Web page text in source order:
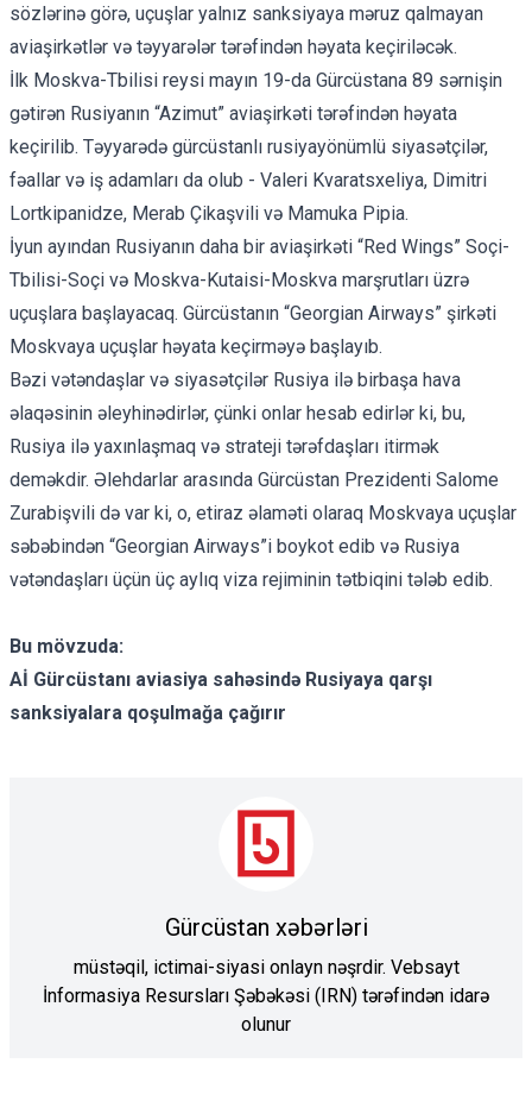
sözlərinə görə, uçuşlar yalnız sanksiyaya məruz qalmayan
aviaşirkətlər və təyyarələr tərəfindən həyata keçiriləcək.
İlk Moskva-Tbilisi reysi mayın 19-da Gürcüstana 89 sərnişin
gətirən Rusiyanın “Azimut” aviaşirkəti tərəfindən həyata
keçirilib. Təyyarədə gürcüstanlı rusiyayönümlü siyasətçilər,
fəallar və iş adamları da olub - Valeri Kvaratsxeliya, Dimitri
Lortkipanidze, Merab Çikaşvili və Mamuka Pipia.
İyun ayından Rusiyanın daha bir aviaşirkəti “Red Wings” Soçi-
Tbilisi-Soçi və Moskva-Kutaisi-Moskva marşrutları üzrə
uçuşlara başlayacaq. Gürcüstanın “Georgian Airways” şirkəti
Moskvaya uçuşlar həyata keçirməyə başlayıb.
Bəzi vətəndaşlar və siyasətçilər Rusiya ilə birbaşa hava
əlaqəsinin əleyhinədirlər, çünki onlar hesab edirlər ki, bu,
Rusiya ilə yaxınlaşmaq və strateji tərəfdaşları itirmək
deməkdir. Əlehdarlar arasında Gürcüstan Prezidenti Salome
Zurabişvili də var ki, o, etiraz əlaməti olaraq Moskvaya uçuşlar
səbəbindən “Georgian Airways”i boykot edib və Rusiya
vətəndaşları üçün üç aylıq viza rejiminin tətbiqini tələb edib.
Bu mövzuda:
Aİ Gürcüstanı aviasiya sahəsində Rusiyaya qarşı
sanksiyalara qoşulmağa çağırır
Gürcüstan xəbərləri
müstəqil, ictimai-siyasi onlayn nəşrdir. Vebsayt
İnformasiya Resursları Şəbəkəsi (IRN) tərəfindən idarə
olunur